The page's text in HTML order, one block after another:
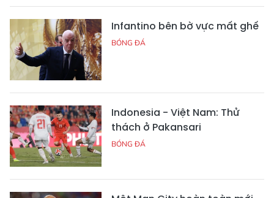
Infantino bên bờ vực mất ghế
BÓNG ĐÁ
Indonesia - Việt Nam: Thử
thách ở Pakansari
BÓNG ĐÁ